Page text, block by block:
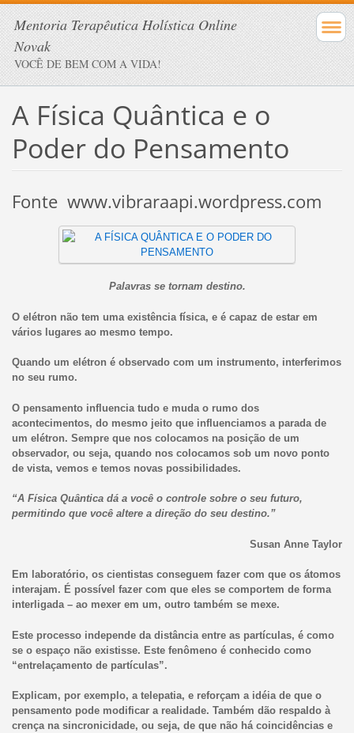
Mentoria Terapêutica Holística Online
Novak
VOCÊ DE BEM COM A VIDA!
A Física Quântica e o
Poder do Pensamento
Fonte www.vibraraapi.wordpress.com
Palavras se tornam destino.
O elétron não tem uma existência física, e é capaz de estar em
vários lugares ao mesmo tempo.
Quando um elétron é observado com um instrumento, interferimos
no seu rumo.
O pensamento influencia tudo e muda o rumo dos
acontecimentos, do mesmo jeito que influenciamos a parada de
um elétron. Sempre que nos colocamos na posição de um
observador, ou seja, quando nos colocamos sob um novo ponto
de vista, vemos e temos novas possibilidades.
“A Física Quântica dá a você o controle sobre o seu futuro,
permitindo que você altere a direção do seu destino.”
Susan Anne Taylor
Em laboratório, os cientistas conseguem fazer com que os átomos
interajam. É possível fazer com que eles se comportem de forma
interligada – ao mexer em um, outro também se mexe.
Este processo independe da distância entre as partículas, é como
se o espaço não existisse. Este fenômeno é conhecido como
“entrelaçamento de partículas”.
Explicam, por exemplo, a telepatia, e reforçam a idéia de que o
pensamento pode modificar a realidade. Também dão respaldo à
crença na sincronicidade, ou seja, de que não há coincidências e